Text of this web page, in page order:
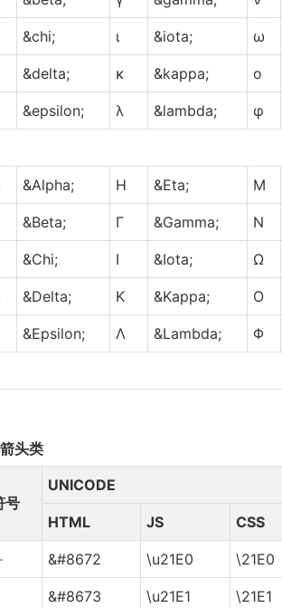
&chi; ι &iota; ω
&delta; κ &kappa; ο
&epsilon; λ &lambda; φ
&Alpha; Η &Eta; Μ
&Beta; Γ &Gamma; Ν
&Chi; Ι &Iota; Ω
&Delta; Κ &Kappa; Ο
&Epsilon; Λ &Lambda; Φ
头类
号
UNICODE
HTML JS CSS
&#8672 \u21E0 \21E0
&#8673 \u21E1 \21E1